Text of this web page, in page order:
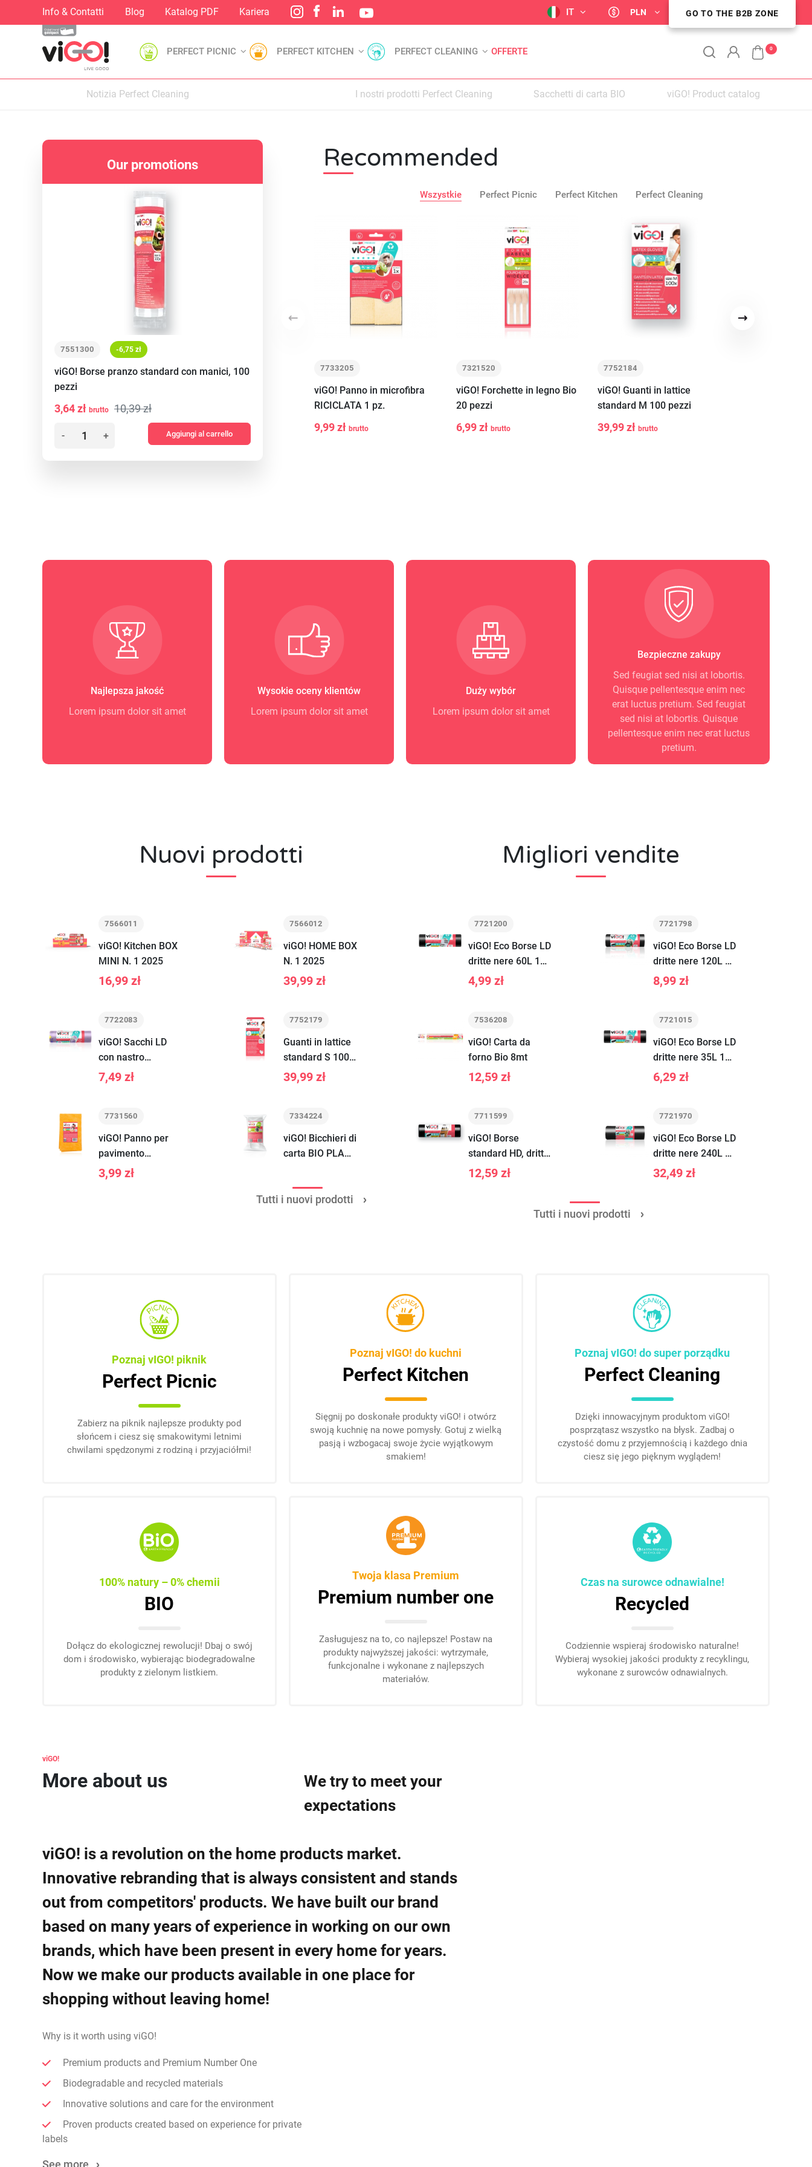
Info & Contatti Blog Katalog PDF Kariera IT PLN STREFA KLIENTA B2B
GO TO THE B2B ZONE
PERFECT PICNIC PERFECT KITCHEN PERFECT CLEANING OFFERTE 0
Notizia Perfect Cleaning I nostri prodotti Perfect Cleaning Sacchetti di carta BIO viGO! Product catalog
Our promotions
7551300 -6,75 zł
viGO! Borse pranzo standard con manici, 100
pezzi
3,64 zł brutto 10,39 zł
- + Aggiungi al carrello
Recommended
Wszystkie Perfect Picnic Perfect Kitchen Perfect Cleaning
Successivo
7733205
viGO! Panno in microfibra
RICICLATA 1 pz.
9,99 zł brutto
7321520
viGO! Forchette in legno Bio
20 pezzi
6,99 zł brutto
7752184
viGO! Guanti in lattice
standard M 100 pezzi
39,99 złbrutto
Najlepsza jakość
Lorem ipsum dolor sit amet
Wysokie oceny klientów
Lorem ipsum dolor sit amet
Duży wybór
Lorem ipsum dolor sit amet
Bezpieczne zakupy
Sed feugiat sed nisi at lobortis.
Quisque pellentesque enim nec
erat luctus pretium. Sed feugiat
sed nisi at lobortis. Quisque
pellentesque enim nec erat luctus
pretium.
Nuovi prodotti
7566011
viGO! Kitchen BOX
MINI N. 1 2025
16,99 zł
7566012
viGO! HOME BOX
N. 1 2025
39,99 zł
7722083
viGO! Sacchi LD
con nastro
LAWENDA 35L 12
pz.
7,49 zł
7752179
Guanti in lattice
standard S 100
pezzi
39,99 zł
7731560
viGO! Panno per
pavimento
pieghevole 1 pz.
3,99 zł
7334224
viGO! Bicchieri di
carta BIO PLA
Tutti i nuovi prodotti
Migliori vendite
7721200
viGO! Eco Borse LD
dritte nere 60L 10
pezzi
4,99 zł
7721798
viGO! Eco Borse LD
dritte nere 120L 10
pezzi
8,99 zł
7536208
viGO! Carta da
forno Bio 8mt
12,59 zł
7721015
viGO! Eco Borse LD
dritte nere 35L 15
pezzi
6,29 zł
7711599
viGO! Borse
standard HD, dritte,
nere, 60 L, 50
pezzi
12,59 zł
7721970
viGO! Eco Borse LD
dritte nere 240L 10
pezzi
32,49 zł
Tutti i nuovi prodotti
Poznaj vIGO! piknik
Perfect Picnic
Zabierz na piknik najlepsze produkty pod
słońcem i ciesz się smakowitymi letnimi
chwilami spędzonymi z rodziną i przyjaciółmi!
Poznaj vIGO! do kuchni
Perfect Kitchen
Sięgnij po doskonałe produkty viGO! i otwórz
swoją kuchnię na nowe pomysły. Gotuj z wielką
pasją i wzbogacaj swoje życie wyjątkowym
smakiem!
Poznaj vIGO! do super porządku
Perfect Cleaning
Dzięki innowacyjnym produktom viGO!
posprzątasz wszystko na błysk. Zadbaj o
czystość domu z przyjemnością i każdego dnia
ciesz się jego pięknym wyglądem!
100% natury – 0% chemii
BIO
Dołącz do ekologicznej rewolucji! Dbaj o swój
dom i środowisko, wybierając biodegradowalne
produkty z zielonym listkiem.
Twoja klasa Premium
Premium number one
Zasługujesz na to, co najlepsze! Postaw na
produkty najwyższej jakości: wytrzymałe,
funkcjonalne i wykonane z najlepszych
materiałów.
Czas na surowce odnawialne!
Recycled
Codziennie wspieraj środowisko naturalne!
Wybieraj wysokiej jakości produkty z recyklingu,
wykonane z surowców odnawialnych.
viGO
More about us
We try to meet your
expectations
viGO! is a revolution on the home products market.
Innovative rebranding that is always consistent and stands
out from competitors' products. We have built our brand
based on many years of experience in working on our own
brands, which have been present in every home for years.
Now we make our products available in one place for
shopping without leaving home!
Why is it worth using viGO!
Premium products and Premium Number One
Biodegradable and recycled materials
Innovative solutions and care for the environment
Proven products created based on experience for private
labels
See more